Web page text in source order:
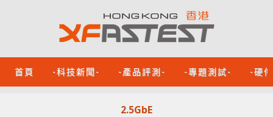
首頁 -科技新聞- -產品評測- -專題測試- -硬
2.5GbE